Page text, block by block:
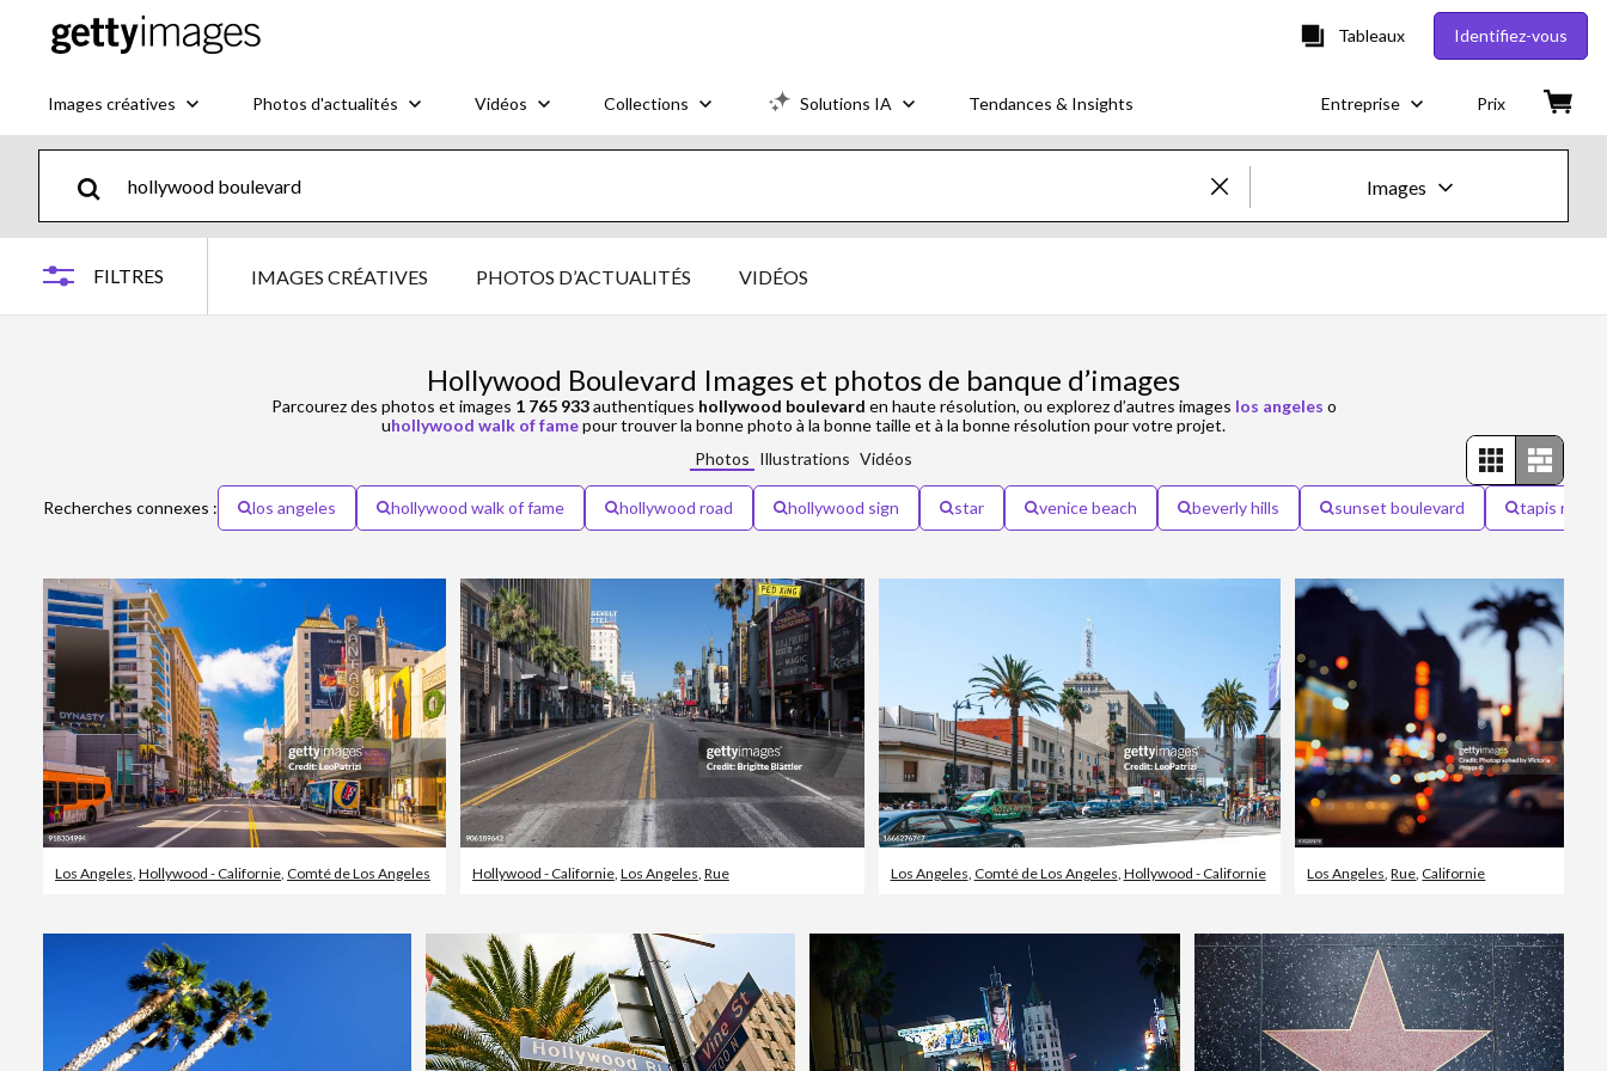
Tableaux Identifiez-vous
Images créatives Photos d'actualités Vidéos Collections Solutions IA Tendances & Insights Entreprise Prix
Images
Photos d'actualités
Vidéos créatives
FILTRES IMAGES CRÉATIVES PHOTOS D’ACTUALITÉS VIDÉOS
Hollywood Boulevard Images et photos de banque d’images
Parcourez des photos et images 1 765 933authentiques hollywood boulevard en haute résolution, ou explorez d’autres images los angeles o
uhollywood walk of famepour trouver la bonne photo à la bonne taille et à la bonne résolution pour votre projet.
Photos Illustrations Vidéos
Recherches connexes : los angeles hollywood walk of fame hollywood road hollywood sign star venice beach beverly hills sunset boulevard tapis rouge
Los Angeles, Hollywood - Californie, Comté de Los Angeles Hollywood - Californie, Los Angeles, Rue Los Angeles, Comté de Los Angeles, Hollywood - Californie Los Angeles,Rue, Californie